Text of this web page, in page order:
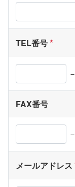
TEL番号
－
FAX番号
－
メールアドレス